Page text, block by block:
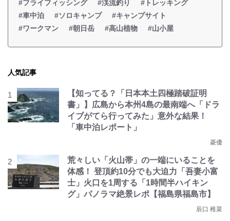
#フライフィッシング #渓流釣り
#トレッキング
#車中泊
#ソロキャンプ
#キャンプサイト
#ワークマン
#朝日岳 #高山植物 #山小屋
人気記事
【知ってる？「日本本土四極踏破証明
書」】広島から本州4島の最南端へ「ドラ
イブがてら行ってみた」意外な結果！
「車中泊レポート」
菱優
荒々しい「火山帯」の一端にいることを
体感！ 登頂約10分でも大迫力「吾妻小富
士」火口を1周する「1時間半ハイキン
グ」パノラマ絶景レポ【福島県福島市】
辰口 稚菜